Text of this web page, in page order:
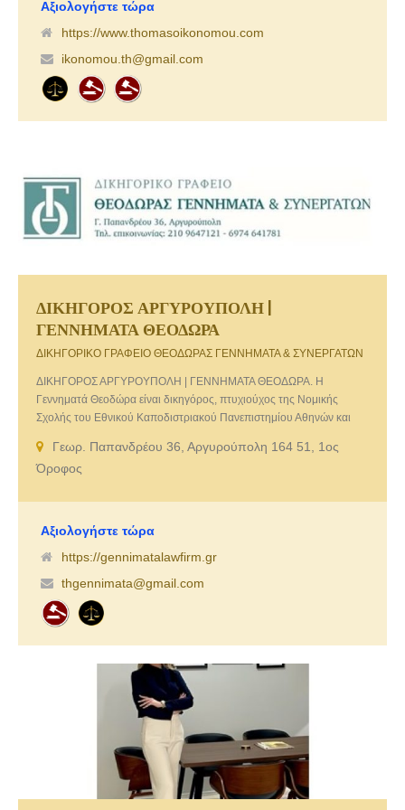
Αξιολογήστε τώρα
https://www.thomasoikonomou.com
ikonomou.th@gmail.com
ΔΙΚΗΓΟΡΟΣ ΑΡΓΥΡΟΥΠΟΛΗ |
ΓΕΝΝΗΜΑΤΑ ΘΕΟΔΩΡΑ
ΔΙΚΗΓΟΡΙΚΟ ΓΡΑΦΕΙΟ ΘΕΟΔΩΡΑΣ ΓΕΝΝΗΜΑΤΑ & ΣΥΝΕΡΓΑΤΩΝ
ΔΙΚΗΓΟΡΟΣ ΑΡΓΥΡΟΥΠΟΛΗ | ΓΕΝΝΗΜΑΤΑ ΘΕΟΔΩΡΑ. Η
Γεννηματά Θεοδώρα είναι δικηγόρος, πτυχιούχος της Νομικής
Σχολής του Εθνικού Καποδιστριακού Πανεπιστημίου Αθηνών και
διαμεσολάβηση. Το δικηγορικό μας γραφείο είναι εξαιρετικά
εξειδικευμένο στον ευαίσθητο τομέα του οικογενειακού δικαίου, με
Γεωρ. Παπανδρέου 36, Αργυρούπολη 164 51, 1ος
Όροφος
Αξιολογήστε τώρα
https://gennimatalawfirm.gr
thgennimata@gmail.com